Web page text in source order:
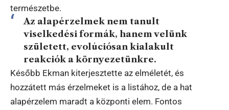
természetbe.
Az alapérzelmek nem tanult
viselkedési formák, hanem velünk
született, evolúciósan kialakult
reakciók a környezetünkre.
Később Ekman kiterjesztette az elméletét, és
hozzátett más érzelmeket is a listához, de a hat
alapérzelem maradt a központi elem. Fontos